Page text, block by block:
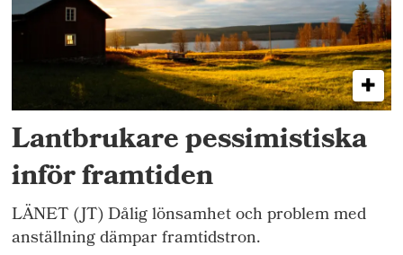
Lantbrukare pessimistiska
inför framtiden
LÄNET (JT) Dålig lönsamhet och problem med
anställning dämpar framtidstron.